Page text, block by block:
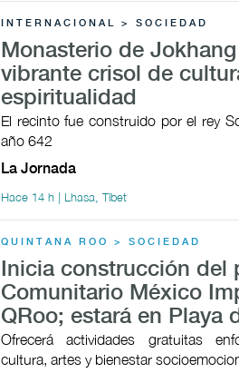
INTERNACIONAL > SOCIEDAD
Monasterio de
vibrante crisol de
espiritualidad
El recinto fue construido por el rey
año 642
La Jornada
Hace 14 h | Lhasa, Tíbet
QUINTANA ROO > SOCIEDAD
Inicia construcción del
Comunitario México
QRoo; estará en Playa
Ofrecerá actividades gratuitas
cultura, artes y bienestar